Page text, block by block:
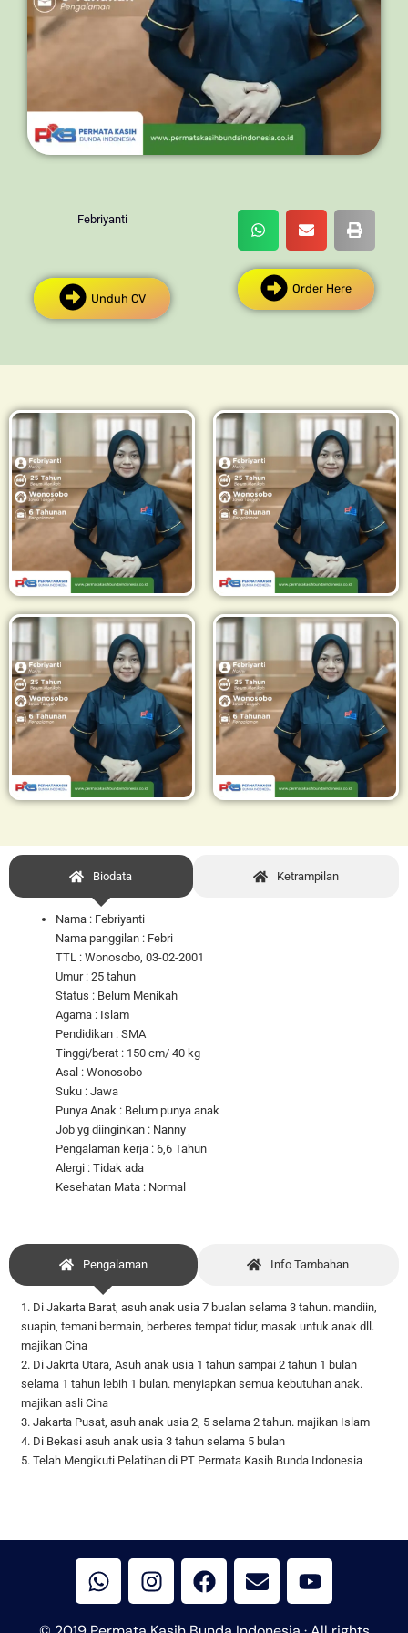
Febriyanti
Unduh CV
Order Here
Biodata Ketrampilan
Nama : Febriyanti
Nama panggilan : Febri
TTL : Wonosobo, 03-02-2001
Umur : 25 tahun
Status : Belum Menikah
Agama : Islam
Pendidikan : SMA
Tinggi/berat : 150 cm/ 40 kg
Asal : Wonosobo
Suku : Jawa
Punya Anak : Belum punya anak
Job yg diinginkan : Nanny
Pengalaman kerja : 6,6 Tahun
Alergi : Tidak ada
Kesehatan Mata : Normal
Pengalaman Info Tambahan
1. Di Jakarta Barat, asuh anak usia 7 bualan selama 3 tahun. mandiin,
suapin, temani bermain, berberes tempat tidur, masak untuk anak dll.
majikan Cina
2. Di Jakrta Utara, Asuh anak usia 1 tahun sampai 2 tahun 1 bulan
selama 1 tahun lebih 1 bulan. menyiapkan semua kebutuhan anak.
majikan asli Cina
3. Jakarta Pusat, asuh anak usia 2, 5 selama 2 tahun. majikan Islam
4. Di Bekasi asuh anak usia 3 tahun selama 5 bulan
5. Telah Mengikuti Pelatihan di PT Permata Kasih Bunda Indonesia
h
a
t
n
s
t
a
c
n
v
e
o
u
t